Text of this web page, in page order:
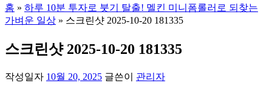
홈 » 하루 10분 투자로 붓기 탈출! 멜킨 미니폼롤러로 되찾는
가벼운 일상 » 스크린샷 2025-10-20 181335
스크린샷 2025-10-20 181335
작성일자 10월 20, 2025 글쓴이 관리자